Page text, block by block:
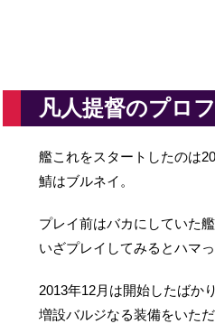
凡人提督のプロ
艦これをスタートしたのは
鯖はブルネイ。
プレイ前はバカにしていた
いざプレイしてみるとハマっ
2013年12月は開始したばか
増設バルジなる装備をいた